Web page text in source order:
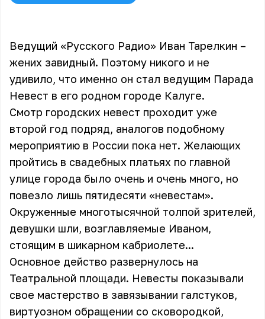
Ведущий «Русского Радио» Иван Тарелкин –
жених завидный. Поэтому никого и не
удивило, что именно он стал ведущим Парада
Невест в его родном городе Калуге.
Смотр городских невест проходит уже
второй год подряд, аналогов подобному
мероприятию в России пока нет. Желающих
пройтись в свадебных платьях по главной
улице города было очень и очень много, но
повезло лишь пятидесяти «невестам».
Окруженные многотысячной толпой зрителей,
девушки шли, возглавляемые Иваном,
стоящим в шикарном кабриолете...
Основное действо развернулось на
Театральной площади. Невесты показывали
свое мастерство в завязывании галстуков,
виртуозном обращении со сковородкой,